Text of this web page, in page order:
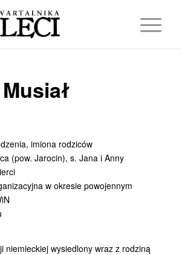
imiona rodziców
(pow. Jarocin), s. Jana i Anny
w okresie powojennym
niemieckiej wysiedlony wraz z rodziną